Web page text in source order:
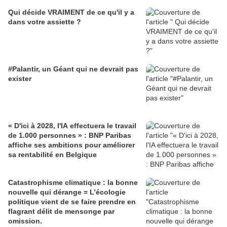
Qui décide VRAIMENT de ce qu'il y a
dans votre assiette ?
#Palantir, un Géant qui ne devrait pas
exister
« D'ici à 2028, l'IA effectuera le travail
de 1.000 personnes » : BNP Paribas
affiche ses ambitions pour améliorer
sa rentabilité en Belgique
Catastrophisme climatique : la bonne
nouvelle qui dérange = L’écologie
politique vient de se faire prendre en
flagrant délit de mensonge par
omission.